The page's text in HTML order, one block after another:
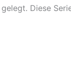
Diese